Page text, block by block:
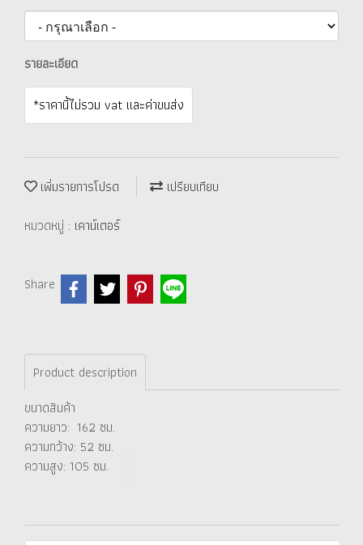
รายละเอียด
*ราคานี้ไม่รวม vat และค่าขนส่ง
เพิ่มรายการโปรด
เปรียบเทียบ
หมวดหมู่ : เคาน์เตอร์
Share
Product description
ขนาดสินค้า
ความยาว: 162 ซม.
ความกว้าง: 52 ซม.
ความสูง: 105 ซม.